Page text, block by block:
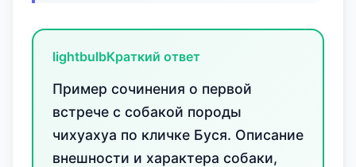
lightbulbКраткий ответ
Пример сочинения о первой
встрече с собакой породы
чихуахуа по кличке Буся. Описание
внешности и характера собаки,